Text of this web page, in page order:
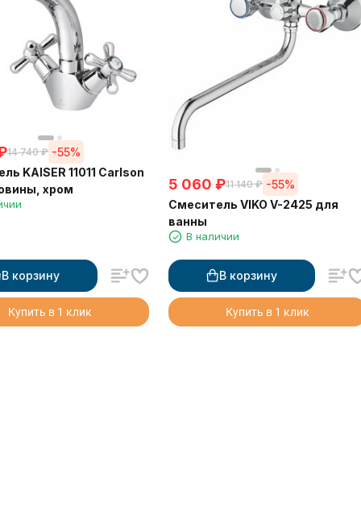
14 740 ₽ -55%
KAISER 11011 Carlson
хром
В корзину
Купить в 1 клик
5 060 ₽11 140 ₽ -55%
Смеситель VIKO V-2425 для
ванны
В наличии
В корзину
Купить в 1 клик